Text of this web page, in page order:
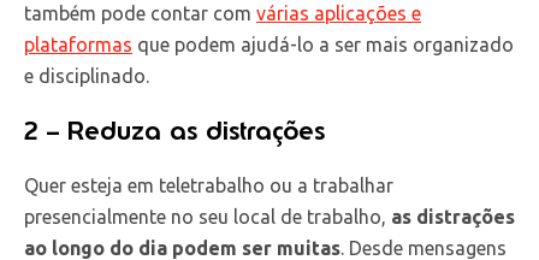
também pode contar com várias aplicações e
plataformas que podem ajudá-lo a ser mais organizado
e disciplinado.
2 – Reduza as distrações
Quer esteja em teletrabalho ou a trabalhar
presencialmente no seu local de trabalho, as distrações
ao longo do dia podem ser muitas . Desde mensagens